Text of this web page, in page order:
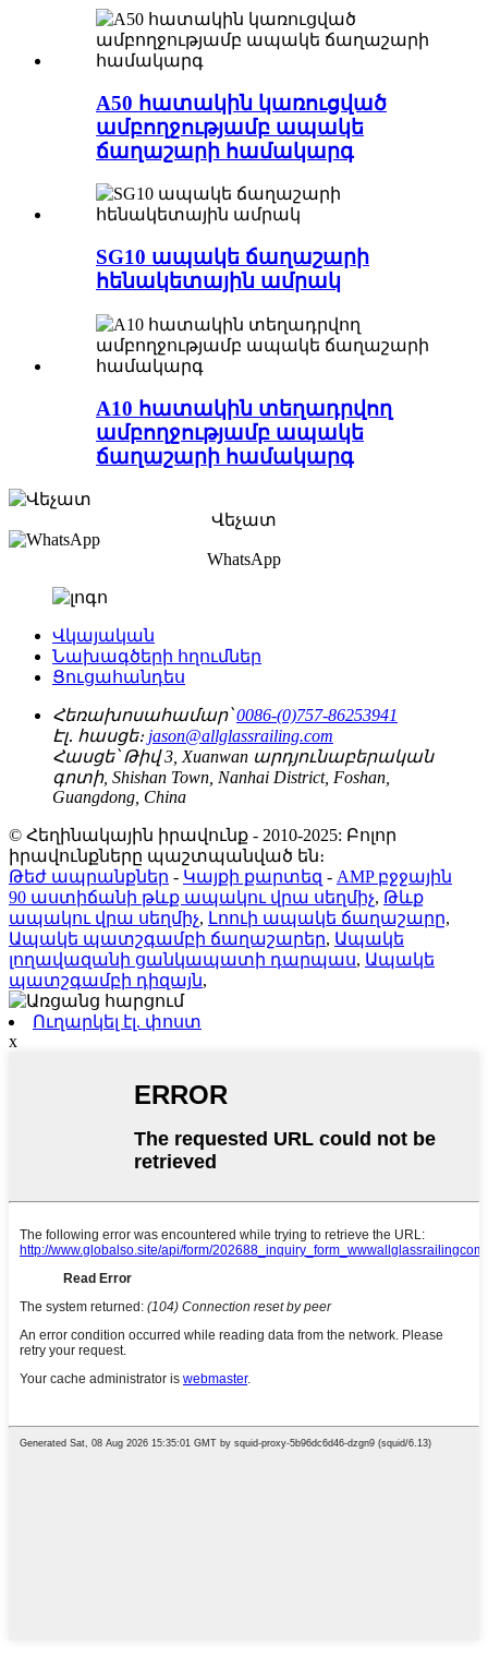
A50 հատակին կառուցված
ամբողջությամբ ապակե
ճաղաշարի համակարգ
SG10 ապակե ճաղաշարի
հենակետային ամրակ
A10 հատակին տեղադրվող
ամբողջությամբ ապակե
ճաղաշարի համակարգ
Վեչատ
WhatsApp
Վկայական
Նախագծերի հղումներ
Ցուցահանդես
Հեռախոսահամար՝ 0086-(0)757-86253941
Էլ․ հասցե։ jason@allglassrailing.com
Հասցե՝ Թիվ 3, Xuanwan արդյունաբերական
գոտի, Shishan Town, Nanhai District, Foshan,
Guangdong, China
© Հեղինակային իրավունք - 2010-2025: Բոլոր
իրավունքները պաշտպանված են։
Թեժ ապրանքներ - Կայքի քարտեզ - AMP բջջային
90 աստիճանի թևք ապակու վրա սեղմիչ, Թևք
ապակու վրա սեղմիչ, Լոուի ապակե ճաղաշարը,
Ապակե պատշգամբի ճաղաշարեր, Ապակե
լողավազանի ցանկապատի դարպաս, Ապակե
պատշգամբի դիզայն,
Ուղարկել էլ. փոստ
x